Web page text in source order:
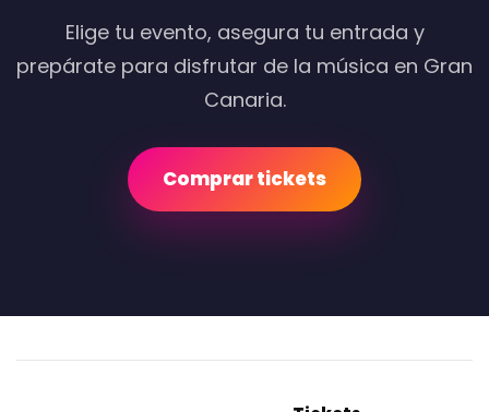
Elige tu evento, asegura tu entrada y
prepárate para disfrutar de la música en Gran
Canaria.
Comprar tickets